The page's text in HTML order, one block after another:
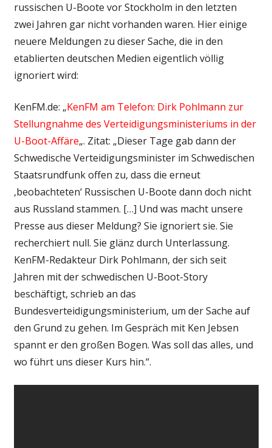
russischen U-Boote vor Stockholm in den letzten
zwei Jahren gar nicht vorhanden waren. Hier einige
neuere Meldungen zu dieser Sache, die in den
etablierten deutschen Medien eigentlich völlig
ignoriert wird:
KenFM.de: „KenFM am Telefon: Dirk Pohlmann zur
Stellungnahme des Verteidigungsministeriums in der
U-Boot-Affäre„. Zitat: „Dieser Tage gab dann der
Schwedische Verteidigungsminister im Schwedischen
Staatsrundfunk offen zu, dass die erneut
‚beobachteten‘ Russischen U-Boote dann doch nicht
aus Russland stammen. […] Und was macht unsere
Presse aus dieser Meldung? Sie ignoriert sie. Sie
recherchiert null. Sie glänz durch Unterlassung.
KenFM-Redakteur Dirk Pohlmann, der sich seit
Jahren mit der schwedischen U-Boot-Story
beschäftigt, schrieb an das
Bundesverteidigungsministerium, um der Sache auf
den Grund zu gehen. Im Gespräch mit Ken Jebsen
spannt er den großen Bogen. Was soll das alles, und
wo führt uns dieser Kurs hin.“.